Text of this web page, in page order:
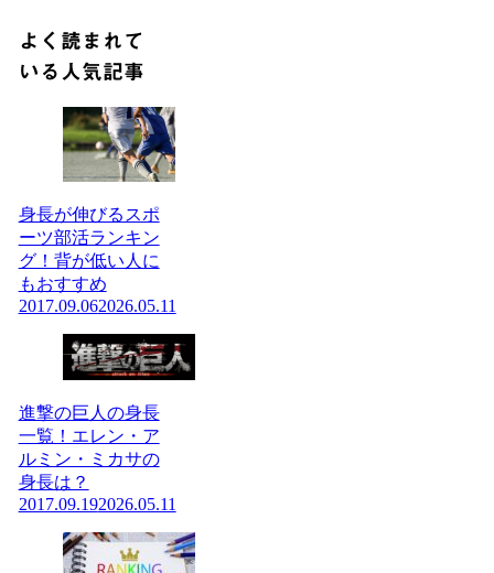
よく読まれて
いる人気記事
身長が伸びるスポ
ーツ部活ランキン
グ！背が低い人に
もおすすめ
2017.09.062026.05.11
進撃の巨人の身長
一覧！エレン・ア
ルミン・ミカサの
身長は？
2017.09.192026.05.11